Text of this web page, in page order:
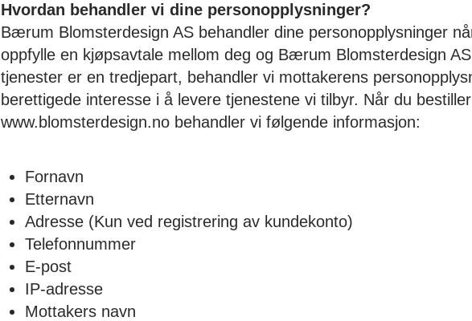
Hvordan behandler vi dine personopplysninger?
Bærum Blomsterdesign AS behandler dine personopplysninger
oppfylle en kjøpsavtale mellom deg og Bærum Blomsterdesign
tjenester er en tredjepart, behandler vi mottakerens
berettigede interesse i å levere tjenestene vi tilbyr. Når du
www.blomsterdesign.no behandler vi følgende informasjon:
Fornavn
Etternavn
Adresse (Kun ved registrering av kundekonto)
Telefonnummer
E-post
IP-adresse
Mottakers navn